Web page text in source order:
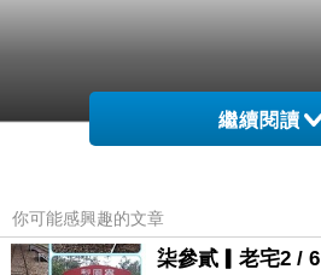
繼續閱讀
你可能感興趣的文章
柒參貳▎老宅2 / 6